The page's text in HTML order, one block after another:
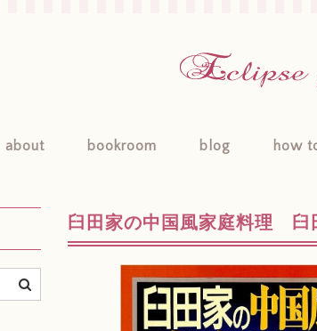
about bookroom blog how
臼田家の中国風家庭料理 臼